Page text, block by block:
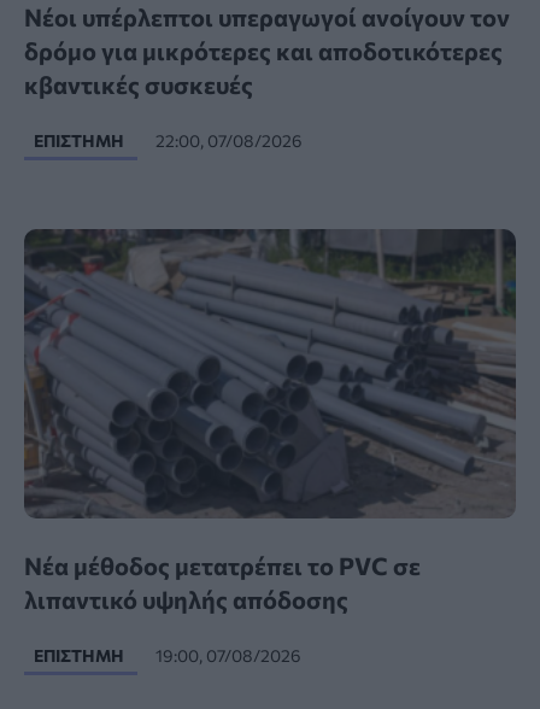
Νέοι υπέρλεπτοι υπεραγωγοί ανοίγουν τον
δρόμο για μικρότερες και αποδοτικότερες
κβαντικές συσκευές
ΕΠΙΣΤΉΜΗ 22:00, 07/08/2026
Νέα μέθοδος μετατρέπει το PVC σε
λιπαντικό υψηλής απόδοσης
ΕΠΙΣΤΉΜΗ 19:00, 07/08/2026